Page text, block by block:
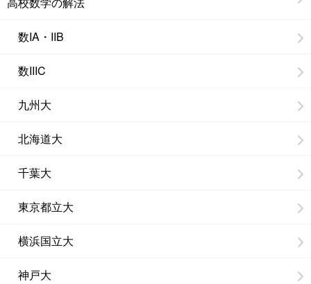
数IA・IIB
数IIIC
九州大
北海道大
千葉大
東京都立大
横浜国立大
神戸大